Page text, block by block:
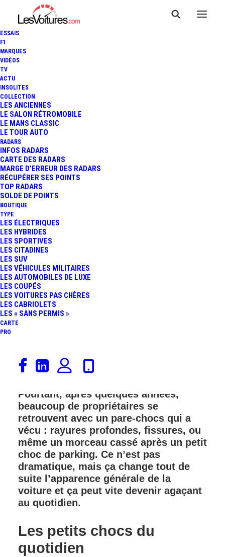
ESSAIS
F1
MARQUES
VIDÉOS
TV
ACTU
INSOLITES
COLLECTION
LES ANCIENNES
LE SALON RÉTROMOBILE
LE MANS CLASSIC
LE TOUR AUTO
RADARS
INFOS RADARS
CARTE DES RADARS
MARGE D’ERREUR DES RADARS
RÉCUPÉRER SES POINTS
TOP RADARS
SOLDE DE POINTS
BOUTIQUE
TYPE
LES ÉLECTRIQUES
LES HYBRIDES
LES SPORTIVES
LES CITADINES
LES SUV
LES VÉHICULES MILITAIRES
LES AUTOMOBILES DE LUXE
LES COUPÉS
LES VOITURES PAS CHÈRES
LES CABRIOLETS
LES « SANS PERMIS »
CARTE
PRO
PEUGEOT 3008 : QUAND SON
PARE-CHOCS FAIT TRISTE
5 Minutes
La Peugeot 3008 est un SUV qui plaît
énormément grâce à son allure
Pourtant, après quelques années,
beaucoup de propriétaires se
retrouvent avec un pare-chocs qui a
vécu : rayures profondes, fissures, ou
même un morceau cassé après un petit
choc de parking. Ce n’est pas
dramatique, mais ça change tout de
suite l’apparence générale de la
voiture et ça peut vite devenir agaçant
au quotidien.
Les petits chocs du
quotidien